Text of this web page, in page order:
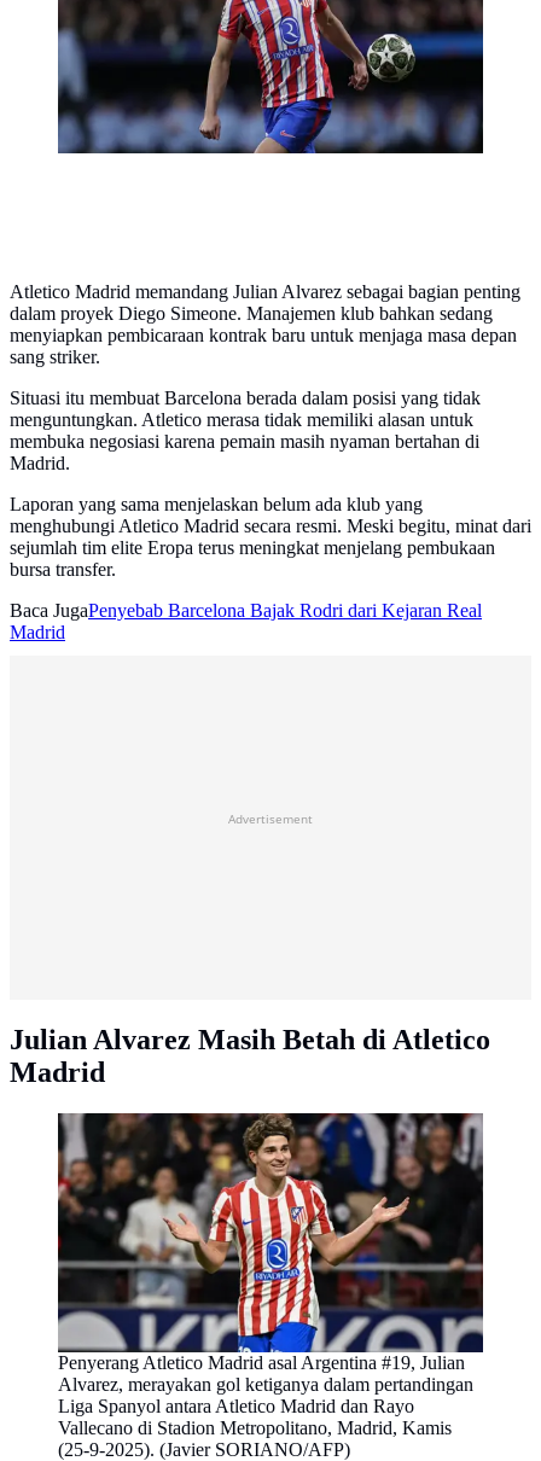
Photo/Manu Fernandez)
Atletico Madrid memandang Julian Alvarez sebagai bagian penting
dalam proyek Diego Simeone. Manajemen klub bahkan sedang
menyiapkan pembicaraan kontrak baru untuk menjaga masa depan
sang striker.
Situasi itu membuat Barcelona berada dalam posisi yang tidak
menguntungkan. Atletico merasa tidak memiliki alasan untuk
membuka negosiasi karena pemain masih nyaman bertahan di
Madrid.
Laporan yang sama menjelaskan belum ada klub yang
menghubungi Atletico Madrid secara resmi. Meski begitu, minat dari
sejumlah tim elite Eropa terus meningkat menjelang pembukaan
bursa transfer.
Baca JugaPenyebab Barcelona Bajak Rodri dari Kejaran Real
Madrid
Advertisement
Julian Alvarez Masih Betah di Atletico
Madrid
Penyerang Atletico Madrid asal Argentina #19, Julian
Alvarez, merayakan gol ketiganya dalam pertandingan
Liga Spanyol antara Atletico Madrid dan Rayo
Vallecano di Stadion Metropolitano, Madrid, Kamis
(25-9-2025). (Javier SORIANO/AFP)